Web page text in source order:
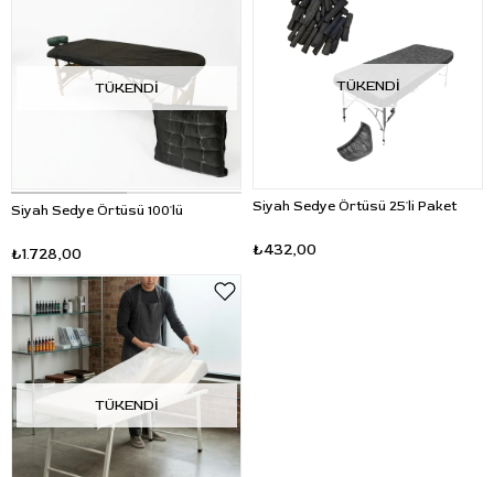
TÜKENDI
Siyah Sedye Örtüsü 100'lü
₺1.728,00
TÜKENDI
Siyah Sedye Örtüsü 25'li Paket
₺432,00
TÜKENDI